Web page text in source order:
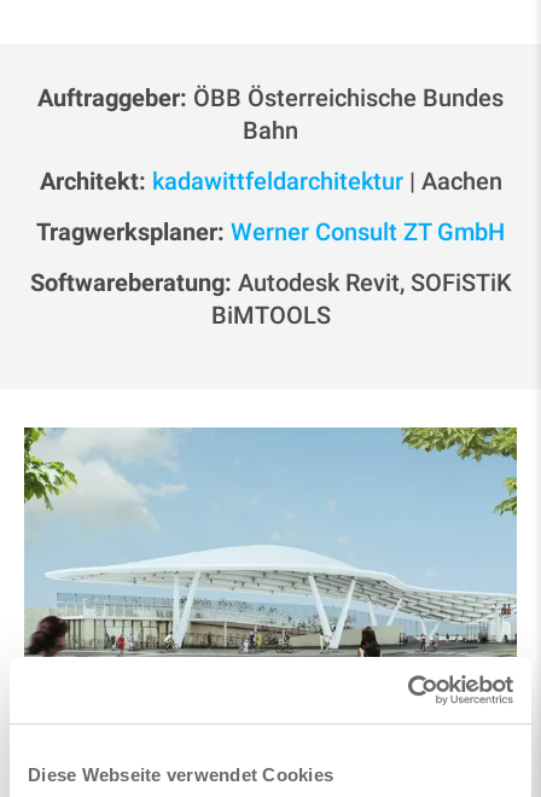
Diese Webseite verwendet Cookies
Auftraggeber: ÖBB Österreichische Bundes
Bahn
Architekt: kadawittfeldarchitektur| Aachen
Tragwerksplaner: Werner Consult ZT GmbH
Softwareberatung: Autodesk Revit, SOFiSTiK
BiMTOOLS
zurück